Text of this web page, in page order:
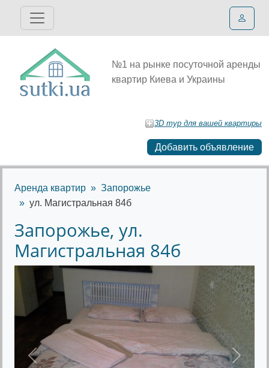
№1 на рынке посуточной аренды
квартир Киева и Украины
3D тур для вашей квартиры
Добавить объявление
Аренда квартир
Запорожье
ул. Магистральная 84б
Запорожье, ул.
Магистральная 84б
Предыдущее